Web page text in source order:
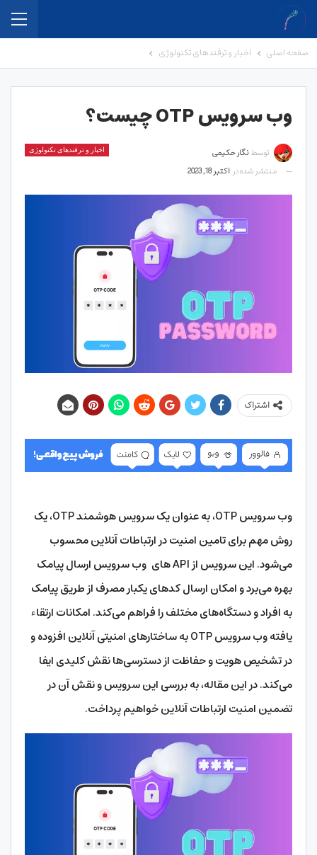
صفحه اصلی اخبار و ترفندهای تکنولوژی
وب سرویس OTP چیست؟
اخبار و ترفندهای تکنولوژی توسط نگار حکیمی
منتشر شده در اکتبر 18, 2023
اشتراک
وب سرویس OTP، به عنوان یک سرویس هوشمند OTP، یک
روش مهم برای تامین امنیت در ارتباطات آنلاین محسوب
می‌شود. این سرویس از API های
وب سرویس ارسال پیامک
بهره می‌برد و امکان ارسال کدهای یکبار مصرف از طریق پیامک
به افراد و دستگاه‌های مختلف را فراهم می‌کند. امکانات ارتقاء
یافته وب سرویس OTP به ساختارهای امنیتی آنلاین افزوده و
در تشخیص هویت و حفاظت از دسترسی‌ها نقش کلیدی ایفا
می‌کند. در این مقاله، به بررسی این سرویس و نقش آن در
تضمین امنیت ارتباطات آنلاین خواهیم پرداخت.